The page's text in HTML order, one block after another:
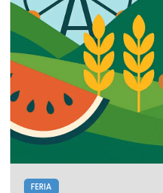
FERIA